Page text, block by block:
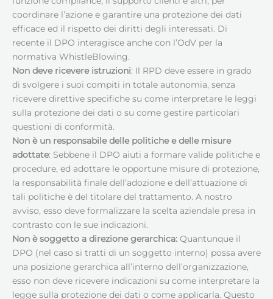
coordinare l’azione e garantire una protezione dei dati
efficace ed il rispetto dei diritti degli interessati. Di
recente il DPO interagisce anche con l’OdV per la
normativa WhistleBlowing.
Non deve ricevere istruzioni: Il RPD deve essere in grado
di svolgere i suoi compiti in totale autonomia, senza
ricevere direttive specifiche su come interpretare le leggi
sulla protezione dei dati o su come gestire particolari
questioni di conformità.
Non è un responsabile delle politiche e delle misure
adottate: Sebbene il DPO aiuti a formare valide politiche e
procedure, ed adottare le opportune misure di protezione,
la responsabilità finale dell’adozione e dell’attuazione di
tali politiche è del titolare del trattamento. A nostro
avviso, esso deve formalizzare la scelta aziendale presa in
contrasto con le sue indicazioni.
Non è soggetto a direzione gerarchica: Quantunque il
DPO (nel caso si tratti di un soggetto interno) possa avere
una posizione gerarchica all’interno dell’organizzazione,
esso non deve ricevere indicazioni su come interpretare la
legge sulla protezione dei dati o come applicarla. Questo